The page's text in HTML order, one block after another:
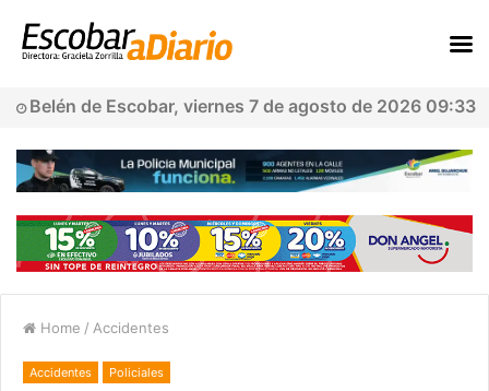
Belén de Escobar, viernes 7 de agosto de 2026 09:33
Home / Accidentes
Accidentes Policiales